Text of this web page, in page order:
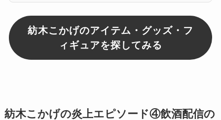
紡木こかげのアイテム・グッズ・フ
ィギュアを探してみる
紡木こかげの炎上エピソード④飲酒配信の